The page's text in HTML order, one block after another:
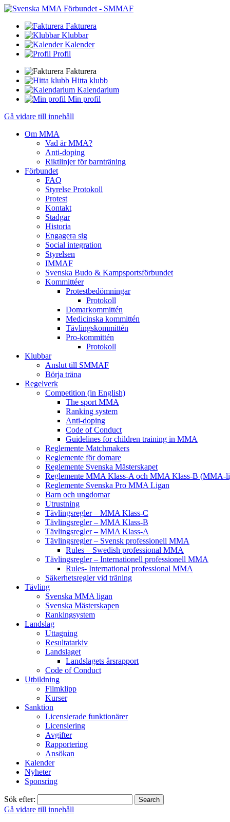
Fakturera
Klubbar
Kalender
Profil
Fakturera
Hitta klubb
Kalendarium
Min profil
Gå vidare till innehåll
Om MMA
Vad är MMA?
Anti-doping
Riktlinjer för barnträning
Förbundet
FAQ
Styrelse Protokoll
Protest
Kontakt
Stadgar
Historia
Engagera sig
Social integration
Styrelsen
IMMAF
Svenska Budo & Kampsportsförbundet
Kommittéer
Protestbedömningar
Protokoll
Domarkommittén
Medicinska kommittén
Tävlingskommittén
Pro-kommittén
Protokoll
Klubbar
Anslut till SMMAF
Börja träna
Regelverk
Competition (in English)
The sport MMA
Ranking system
Anti-doping
Code of Conduct
Guidelines for children training in MMA
Reglemente Matchmakers
Reglemente för domare
Reglemente Svenska Mästerskapet
Reglemente MMA Klass-A och MMA Klass-B (MMA-
Reglemente Svenska Pro MMA Ligan
Barn och ungdomar
Utrustning
Tävlingsregler – MMA Klass-C
Tävlingsregler – MMA Klass-B
Tävlingsregler – MMA Klass-A
Tävlingsregler – Svensk professionell MMA
Rules – Swedish professional MMA
Tävlingsregler – Internationell professionell MMA
Rules- International professional MMA
Säkerhetsregler vid träning
Tävling
Svenska MMA ligan
Svenska Mästerskapen
Rankingsystem
Landslag
Uttagning
Resultatarkiv
Landslaget
Landslagets årsrapport
Code of Conduct
Utbildning
Filmklipp
Kurser
Sanktion
Licensierade funktionärer
Licensiering
Avgifter
Rapportering
Ansökan
Kalender
Nyheter
Sponsring
Sök efter:
Gå vidare till innehåll